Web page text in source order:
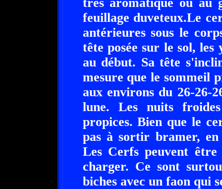
feuillage duveteux.Le
antérieures sous le
tête posée sur le sol,
au début. Sa tête
mesure que le sommeil
aux environs du 26-26-
lune. Les nuits
propices. Bien que le
pas à sortir bramer,
Les Cerfs peuvent
charger. Ce sont
biches avec un faon qui